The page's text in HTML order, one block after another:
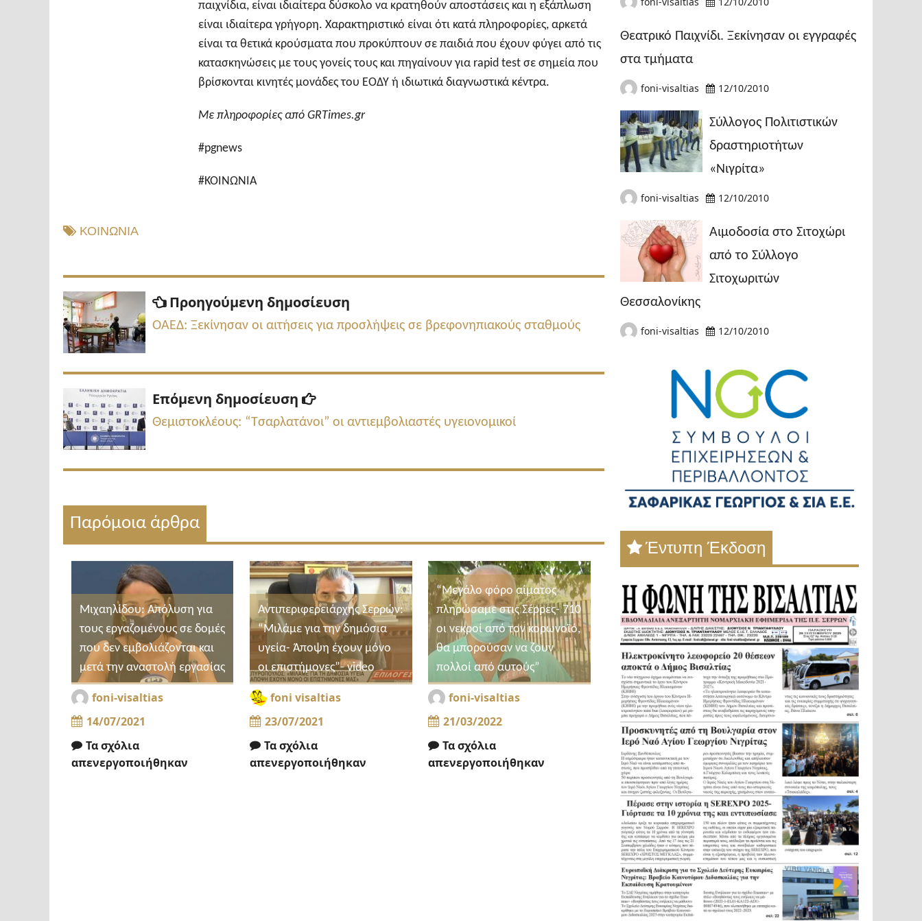
παιχνίδια, είναι ιδιαίτερα δύσκολο να κρατηθούν αποστάσεις και η εξάπλωση
είναι ιδιαίτερα γρήγορη. Χαρακτηριστικό είναι ότι κατά πληροφορίες, αρκετά
είναι τα θετικά κρούσματα που προκύπτουν σε παιδιά που έχουν φύγει από τις
κατασκηνώσεις με τους γονείς τους και πηγαίνουν για rapid test σε σημεία που
βρίσκονται κινητές μονάδες του ΕΟΔΥ ή ιδιωτικά διαγνωστικά κέντρα.
Με πληροφορίες από GRTimes.gr
#pgnews
#ΚΟΙΝΩΝΙΑ
ΚΟΙΝΩΝΙΑ
Πλοήγηση
άρθρων
Προηγούμενη δημοσίευση
δημοσίευση:
ΟΑΕΔ: Ξεκίνησαν οι αιτήσεις για προσλήψεις σε βρεφονηπιακούς σταθμούς
Επόμενη δημοσίευση
Επόμενη
δημοσίευση:
Θεμιστοκλέους: “Τσαρλατάνοι” οι αντιεμβολιαστές υγειονομικοί
Παρόμοια άρθρα
Μιχαηλίδου: Απόλυση για
τους εργαζομένους σε δομές
που δεν εμβολιάζονται και
μετά την αναστολή εργασίας
foni-visaltias
14/07/2021
Τα σχόλια
απενεργοποιήθηκαν
Αντιπεριφερειάρχης Σερρών:
“Μιλάμε για την δημόσια
υγεία- Άποψη έχουν μόνο
οι επιστήμονες”- video
foni visaltias
23/07/2021
Τα σχόλια
απενεργοποιήθηκαν
“Μεγάλο φόρο αίματος
πληρώσαμε στις Σέρρες- 710
οι νεκροί από τον κορωνοϊό,
θα μπορούσαν να ζουν
πολλοί από αυτούς”
foni-visaltias
21/03/2022
Τα σχόλια
απενεργοποιήθηκαν
Θεατρικό Παιχνίδι. Ξεκίνησαν οι εγγραφές
στα τμήματα
foni-visaltias 12/10/2010
Σύλλογος Πολιτιστικών
δραστηριοτήτων
«Νιγρίτα»
foni-visaltias 12/10/2010
Αιμοδοσία στο Σιτοχώρι
από το Σύλλογο
Σιτοχωριτών
Θεσσαλονίκης
foni-visaltias 12/10/2010
Έντυπη Έκδοση